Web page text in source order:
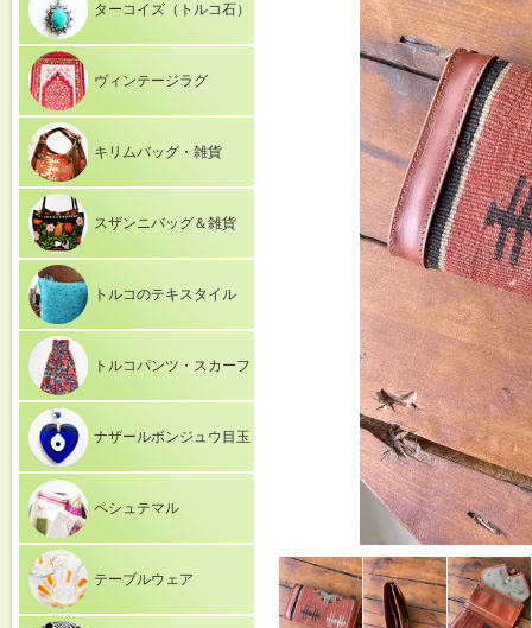
ターコイズ（トルコ石）
ヴィンテージラグ
キリムバッグ・雑貨
スザンニバッグ＆雑貨
トルコのテキスタイル
トルコパンツ・スカーフ
ナザールボンジュウ目玉
ペシュテマル
テーブルウェア